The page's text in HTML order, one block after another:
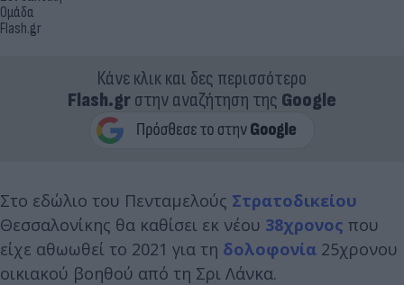
Ομάδα
Flash.gr
Κάνε κλικ και δες περισσότερο
Flash.grστην αναζήτηση της Google
Στο εδώλιο του Πενταμελούς Στρατοδικείου
Θεσσαλονίκης θα καθίσει εκ νέου 38χρονος που
είχε αθωωθεί το 2021 για τη δολοφονία 25χρονου
οικιακού βοηθού από τη Σρι Λάνκα.